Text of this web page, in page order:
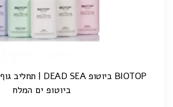
BIOTOP ביוטופ DEAD SEA | תחליב גוף מינרלי | 250 מ"ל
ביוטופ ים המלח